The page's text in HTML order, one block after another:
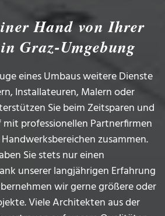
Hand von Ihrer
Graz-Umgebung
eines Umbaus weitere Dienste
Installateuren, Malern oder
Sie beim Zeitsparen und
professionellen Partnerfirmen
zusammen.
Sie stets nur einen
unserer langjährigen Erfahrung
wir gerne größere oder
Viele Architekten aus der